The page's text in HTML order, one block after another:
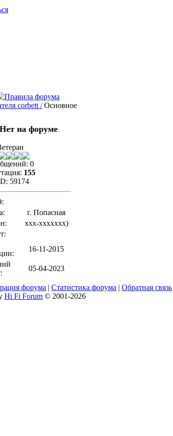
corbett / Основное
0
155
59174
г. Попасная
xxx-xxxxxxx)
16-11-2015
05-04-2023
форума | Статистика форума | Обратная связь
Hi Fi Forum © 2001-2026